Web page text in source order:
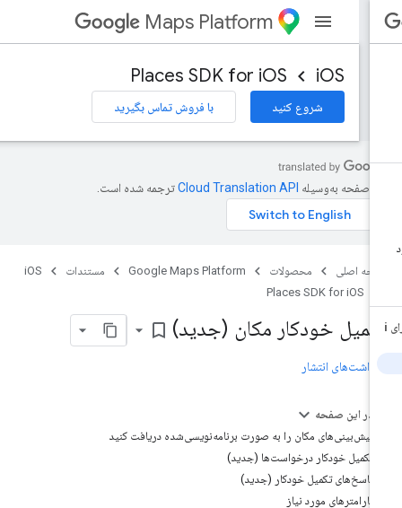
Maps Platform
iOS
Places SDK for iOS
شروع کنید با فروش تماس بگیرید
صفحه به‌وسیله ترجمه شده است.
اصلی محصولات Google Maps Platform مستندات
iOS
Places SDK for iOS
خودکار مکان (جدید)bookmark_border
انتشار
در این صفحه
پیش‌بینی‌های مکان را به صورت برنامه‌نویسی‌شده دریافت کنید
تکمیل خودکار درخواست‌ها (جدید)
پاسخ‌های تکمیل خودکار (جدید)
پارامترهای مورد نیاز